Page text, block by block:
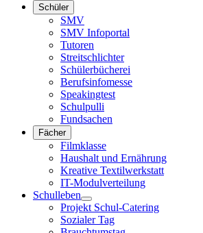
Schüler
SMV
SMV Infoportal
Tutoren
Streitschlichter
Schülerbücherei
Berufsinfomesse
Speakingtest
Schulpulli
Fundsachen
Fächer
Filmklasse
Haushalt und Ernährung
Kreative Textilwerkstatt
IT-Modulverteilung
Schulleben
Projekt Schul-Catering
Sozialer Tag